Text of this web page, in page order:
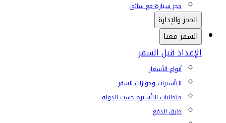
حجز سيارة مع سائق
الحجز والإدارة
السفر معنا
الإعداد قبل السفر
أنواع الأسعار
التأشيرات وجوازات السفر
متطلبات التأشيرة حسب الدولة
طرق الدفع